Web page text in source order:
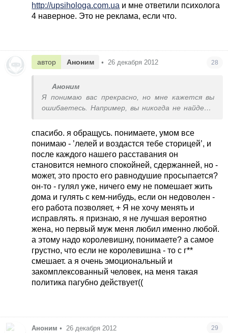
http://upsihologa.com.ua и мне ответили психолога
4 наверное. Это не реклама, если что.
автор Аноним • 26 декабря 2012 28
Аноним
Я понимаю вас прекрасно, но мне кажется вы
ошибаетесь. Например, вы никогда не найдете
большая редкость в паре. Обычно, до одного
уровня растут. Потом, в паре все равно кто-то
служит больше, бескорыстнее, а у кого-то
больше эгоизма. Но если над отношениями
работают, со временем все равно тот кто
’неправ’ меняется. Смотрит - не понял, что это
она все по-хорошему ко мне, чтобы я не сделал и
верит в меня, надо же. И совесть просыпается,
даже есть он вообще самый последний Вася.
Кстати, я вот сюда написала, когда мне было
очень плохо http://upsihologa.com.uaи мне
ответили психолога 4 наверное. Это не
реклама, если что.
спасибо. я обращусь. понимаете, умом все
понимаю - ’лелей и воздастся тебе сторицей’, и
после каждого нашего расставания он
становится немного спокойней, сдержанней, но -
может, это просто его равнодушие просыпается?
он-то - гулял уже, ничего ему не помешает жить
дома и гулять с кем-нибудь, если он недоволен -
его работа позволяет, + Я не хочу менять и
исправлять. я признаю, я не лучшая вероятно
жена, но первый муж меня любил именно любой.
а этому надо королевишну, понимаете? а самое
грустно, что если не королевишна - то с г**
смешает. а я очень эмоциональный и
закомплексованный человек, на меня такая
политика пагубно действует((
Аноним • 26 декабря 2012 29